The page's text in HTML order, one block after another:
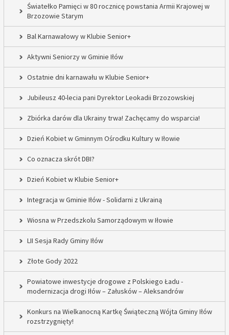
Światełko Pamięci w 80 rocznicę powstania Armii Krajowej w
Brzozowie Starym
Bal Karnawałowy w Klubie Senior+
Aktywni Seniorzy w Gminie Iłów
Ostatnie dni karnawału w Klubie Senior+
Jubileusz 40-lecia pani Dyrektor Leokadii Brzozowskiej
Zbiórka darów dla Ukrainy trwa! Zachęcamy do wsparcia!
Dzień Kobiet w Gminnym Ośrodku Kultury w Iłowie
Co oznacza skrót DBI?
Dzień Kobiet w Klubie Senior+
Integracja w Gminie Iłów - Solidarni z Ukrainą
Wiosna w Przedszkolu Samorządowym w Iłowie
LII Sesja Rady Gminy Iłów
Złote Gody 2022
Powiatowe inwestycje drogowe z Polskiego Ładu -
modernizacja drogi Iłów – Załusków – Aleksandrów
Konkurs na Wielkanocną Kartkę Świąteczną Wójta Gminy Iłów
rozstrzygnięty!